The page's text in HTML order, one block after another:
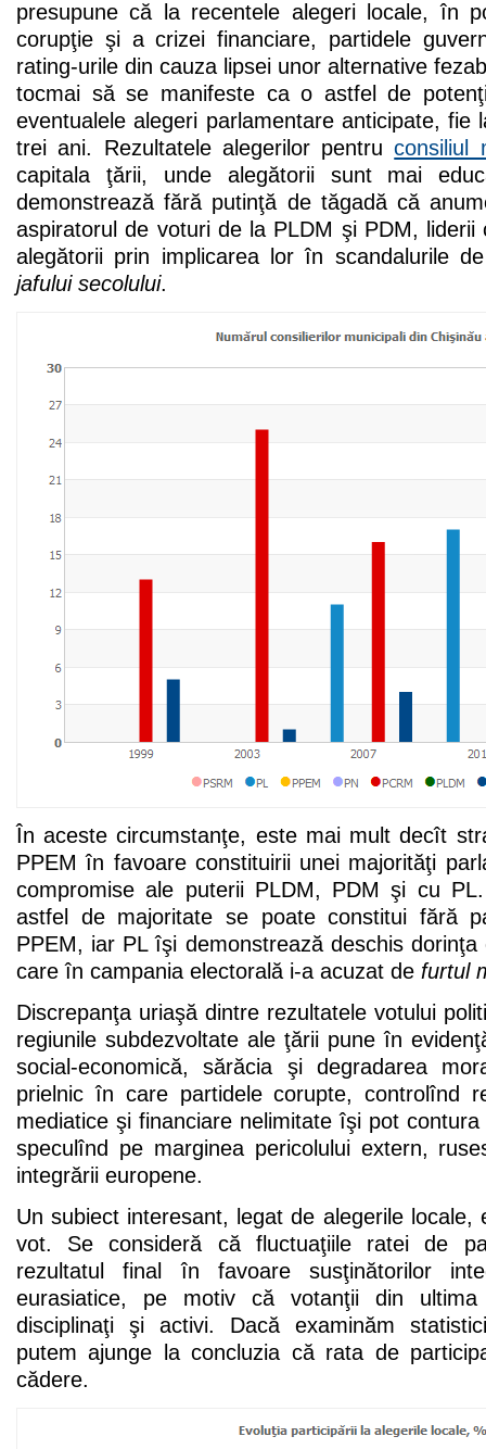
presupune că la recentele alegeri locale, în
corupţie şi a crizei financiare, partidele
rating-urile din cauza lipsei unor alternative
tocmai să se manifeste ca o astfel de
eventualele alegeri parlamentare anticipate, fie
trei ani. Rezultatele alegerilor pentruconsiliul
capitala ţării, unde alegătorii sunt mai
demonstrează fără putinţă de tăgadă că
aspiratorul de voturi de la PLDM şi PDM, liderii
alegătorii prin implicarea lor în scandalurile
jafului secolului.
În aceste circumstanţe, este mai mult decît
PPEM în favoare constituirii unei majorităţi
compromise ale puterii PLDM, PDM şi cu
astfel de majoritate se poate constitui fără
PPEM, iar PL îşi demonstrează deschis
care în campania electorală i-a acuzat de furtul
Discrepanţa uriaşă dintre rezultatele votului
regiunile subdezvoltate ale ţării pune în
social-economică, sărăcia şi degradarea
prielnic în care partidele corupte, controlînd
mediatice şi financiare nelimitate îşi pot
speculînd pe marginea pericolului extern,
integrării europene.
Un subiect interesant, legat de alegerile locale,
vot. Se consideră că fluctuaţiile ratei de
rezultatul final în favoare susţinătorilor
eurasiatice, pe motiv că votanţii din
disciplinaţi şi activi. Dacă examinăm
putem ajunge la concluzia că rata de
cădere.